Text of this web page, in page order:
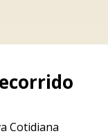
Cotidiana